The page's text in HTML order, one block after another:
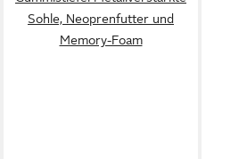
Sohle, Neoprenfutter und
Memory-Foam